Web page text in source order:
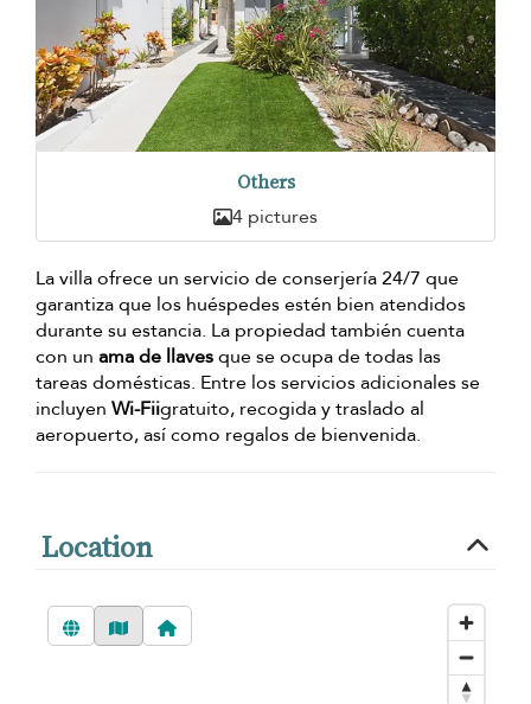
Others
4 pictures
La villa ofrece un servicio de conserjería 24/7 que
garantiza que los huéspedes estén bien atendidos
durante su estancia. La propiedad también cuenta
con un ama de llavesque se ocupa de todas las
tareas domésticas. Entre los servicios adicionales se
incluyen Wi-Fiigratuito, recogida y traslado al
aeropuerto, así como regalos de bienvenida.
Location